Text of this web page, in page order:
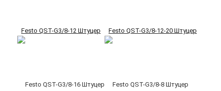
Festo QST-G3/8-12 Штуцер Festo QST-G3/8-12-20 Штуцер